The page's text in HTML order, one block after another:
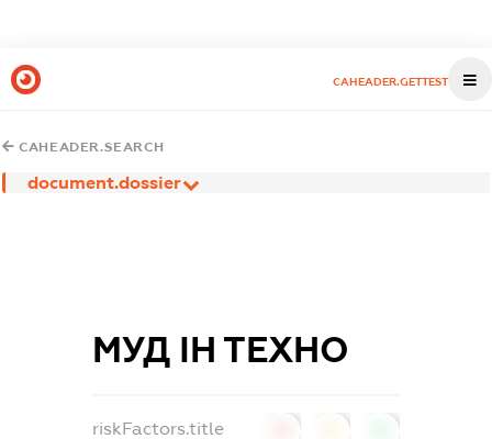
CAHEADER.GETTEST
CAHEADER.SEARCH
document.dossier
МУД ІН ТЕХНО
riskFactors.title